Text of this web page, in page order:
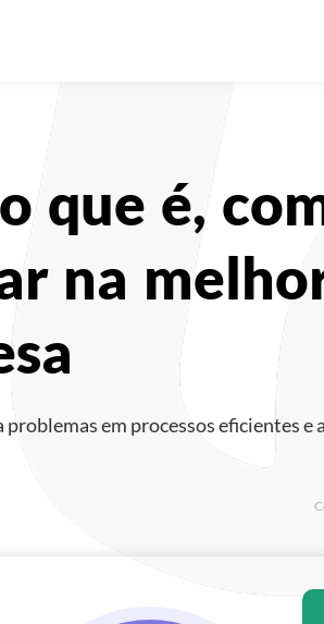
que é,
na
em processos eficientes e